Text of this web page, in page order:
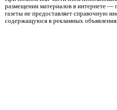
размещении материалов в интернете —
газеты не предоставляет справочную
содержащуюся в рекламных